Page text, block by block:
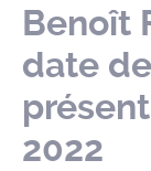
Benoît
date
2022